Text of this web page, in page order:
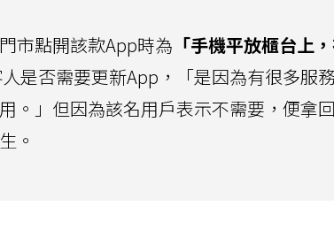
市點開該款App時為 「手機平放櫃台上
是否需要更新App，「是因為有很多服
。」但因為該名用戶表示不需要，便拿
。